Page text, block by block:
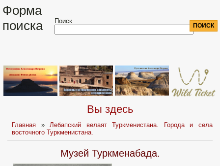
Форма
поиска
Поиск
Вы здесь
Главная »Лебапский велаят Туркменистана. Города и села
восточного Туркменистана.
Музей Туркменабада.